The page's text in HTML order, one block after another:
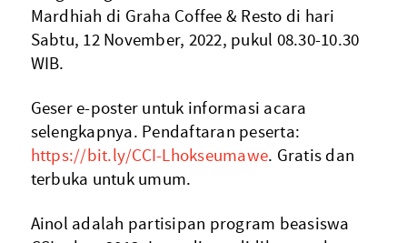
Mardhiah di Graha Coffee & Resto di hari
Sabtu, 12 November, 2022, pukul 08.30-10.30
WIB.
Geser e-poster untuk informasi acara
selengkapnya. Pendaftaran peserta:
https://bit.ly/CCI-Lhokseumawe. Gratis dan
terbuka untuk umum.
Ainol adalah partisipan program beasiswa